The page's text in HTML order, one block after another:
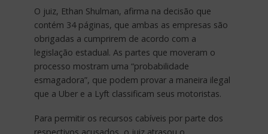
O juiz, Ethan Shulman, afirma na decisão que
contém 34 páginas, que ambas as empresas são
obrigadas a cumprirem de acordo com a
legislação estadual. As partes que moveram o
processo mostram uma “probabilidade
esmagadora”, que podem provar a maneira ilegal
que a Uber e a Lyft classificam seus motoristas.
Para permitir os recursos cabíveis por parte dos
respectivos acusados, o juiz atrasou o